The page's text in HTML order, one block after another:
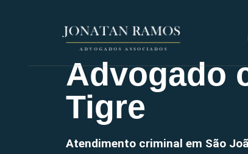
Advogado
Tigre
Atendimento criminal em São